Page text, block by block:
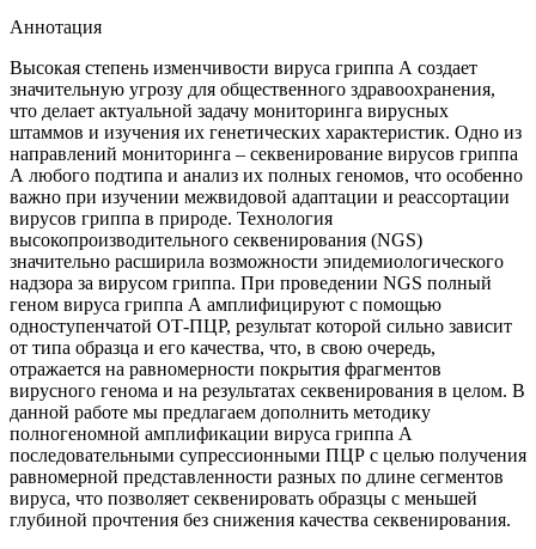
Аннотация
Высокая степень изменчивости вируса гриппа А создает
значительную угрозу для общественного здравоохранения,
что делает актуальной задачу мониторинга вирусных
штаммов и изучения их генетических характеристик. Одно из
направлений мониторинга – секвенирование вирусов гриппа
А любого подтипа и анализ их полных геномов, что особенно
важно при изучении межвидовой адаптации и реассортации
вирусов гриппа в природе. Технология
высокопроизводительного секвенирования (NGS)
значительно расширила возможности эпидемиологического
надзора за вирусом гриппа. При проведении NGS полный
геном вируса гриппа А амплифицируют с помощью
одноступенчатой ОТ-ПЦР, результат которой сильно зависит
от типа образца и его качества, что, в свою очередь,
отражается на равномерности покрытия фрагментов
вирусного генома и на результатах секвенирования в целом. В
данной работе мы предлагаем дополнить методику
полногеномной амплификации вируса гриппа А
последовательными супрессионными ПЦР с целью получения
равномерной представленности разных по длине сегментов
вируса, что позволяет секвенировать образцы с меньшей
глубиной прочтения без снижения качества секвенирования.